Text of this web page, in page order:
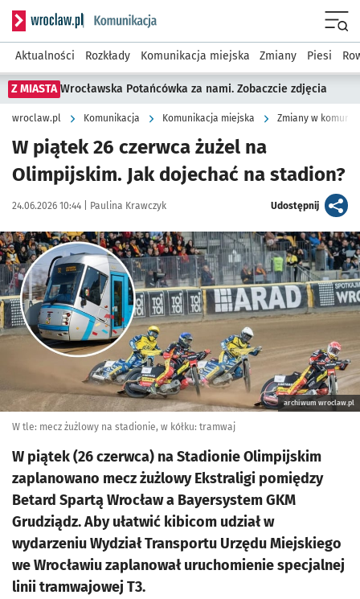
Serwis informacyjny wroclaw.pl podserwis: Komunikacja
Aktualności Rozkłady Komunikacja miejska Zmiany Piesi
Z MIASTA Wrocławska Potańcówka za nami. Zobaczcie zdjęcia
wroclaw.pl Komunikacja Komunikacja miejska Zmiany w
W piątek 26 czerwca żużel na
Olimpijskim. Jak dojechać na stadion?
Data publikacji:
24.06.2026 10:44 | Autor:
Paulina Krawczyk Udostępnijartykuł
Kliknij, aby powiększyć
archiwum wroclaw.pl
W tle: mecz żużlowy na stadionie, w kółku: tramwaj
W piątek (26 czerwca) na Stadionie Olimpijskim
zaplanowano mecz żużlowy Ekstraligi pomiędzy
Betard Spartą Wrocław a Bayersystem GKM
Grudziądz. Aby ułatwić kibicom udział w
wydarzeniu Wydział Transportu Urzędu Miejskiego
we Wrocławiu zaplanował uruchomienie specjalnej
linii tramwajowej T3.